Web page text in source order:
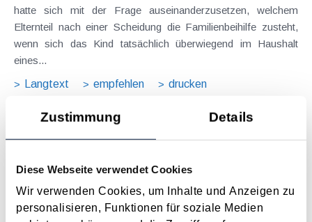
Zustimmung Details
Diese Webseite verwendet Cookies
Wir verwenden Cookies, um Inhalte und Anzeigen zu
personalisieren, Funktionen für soziale Medien
hatte sich mit der Frage auseinanderzusetzen, welchem
Elternteil nach einer Scheidung die Familienbeihilfe zusteht,
wenn sich das Kind tatsächlich überwiegend im Haushalt
eines...
Langtext
empfehlen drucken
Suche im Archiv
Suche nach Begriffen
Suche in Schlagwortliste